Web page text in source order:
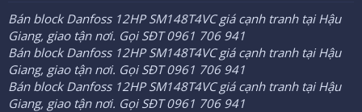
ầ
u
Bán block Danfoss 12HP SM148T4VC giá cạnh tranh tại Hậu
Giang, giao tận nơi. Gọi SĐT 0961 706 941
Bán block Danfoss 12HP SM148T4VC giá cạnh tranh tại Hậu
Giang, giao tận nơi. Gọi SĐT 0961 706 941
Bán block Danfoss 12HP SM148T4VC giá cạnh tranh tại Hậu
Giang, giao tận nơi. Gọi SĐT 0961 706 941